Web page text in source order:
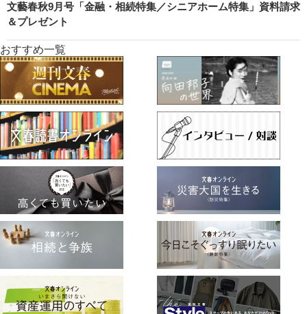
文藝春秋9月号「金融・相続特集／シニアホーム特集」資料請求
＆プレゼント
おすすめ一覧